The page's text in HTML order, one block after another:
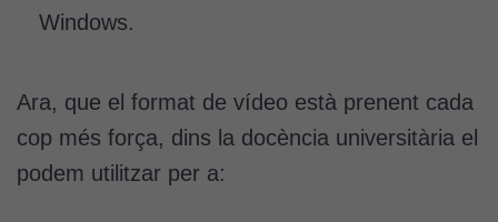
Windows.
Ara, que el format de vídeo està prenent cada
cop més força, dins la docència universitària el
podem utilitzar per a: